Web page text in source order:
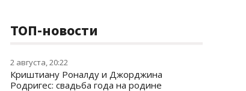
ТОП-новости
2 августа, 20:22
Криштиану Роналду и Джорджина
Родригес: свадьба года на родине